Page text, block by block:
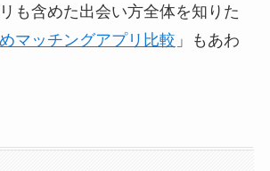
も含めた出会い方全体を知りた
マッチングアプリ比較 」もあわ